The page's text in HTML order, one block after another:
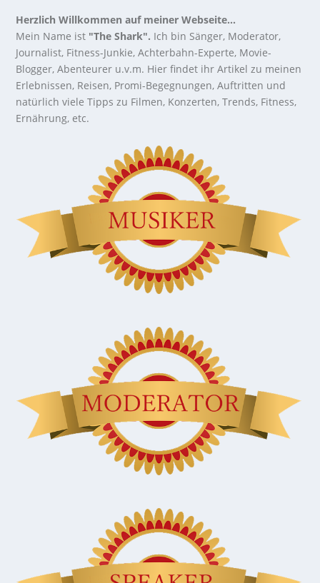
Herzlich Willkommen auf meiner Webseite...
Mein Name ist "The Shark". Ich bin Sänger, Moderator,
Journalist, Fitness-Junkie, Achterbahn-Experte, Movie-
Blogger, Abenteurer u.v.m. Hier findet ihr Artikel zu meinen
Erlebnissen, Reisen, Promi-Begegnungen, Auftritten und
natürlich viele Tipps zu Filmen, Konzerten, Trends, Fitness,
Ernährung, etc.